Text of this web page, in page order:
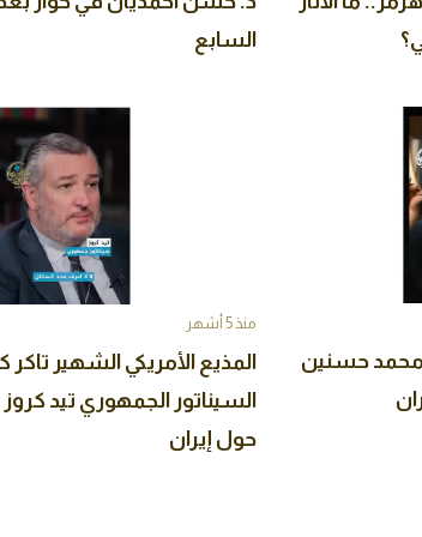
السابع
تنبأ محمد حسنين
منذ 5 أشهر
المذيع الأمريكي الشهير
السيناتور الجمهوري تيد
حول إيران